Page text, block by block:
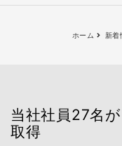
ホーム 新着
当社社員27名
取得